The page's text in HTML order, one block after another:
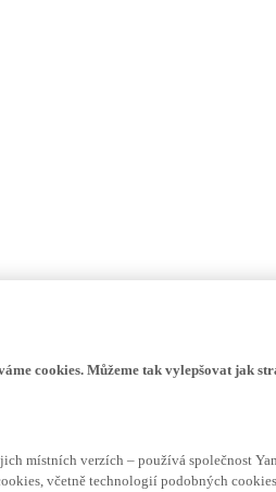
cookies. Můžeme tak vylepšovat jak
místních verzích – používá společnost
včetně technologií podobných